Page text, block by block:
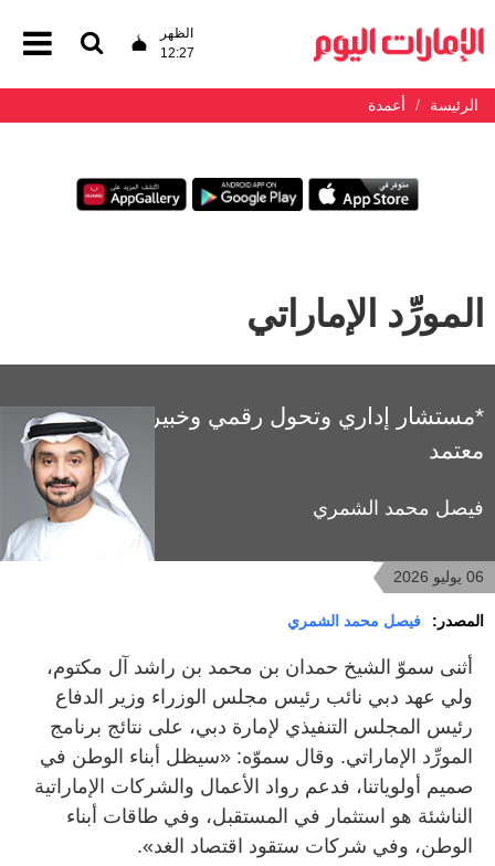
الظهر
12:27
الرئيسة أعمدة
المورِّد الإماراتي
*مستشار إداري وتحول رقمي وخبير تميز مؤسسي
معتمد
فيصل محمد الشمري
06 يوليو 2026
المصدر: فيصل محمد الشمري
أثنى سموّ الشيخ حمدان بن محمد بن راشد آل مكتوم،
ولي عهد دبي نائب رئيس مجلس الوزراء وزير الدفاع
رئيس المجلس التنفيذي لإمارة دبي، على نتائج برنامج
المورِّد الإماراتي. وقال سموّه: «سيظل أبناء الوطن في
صميم أولوياتنا، فدعم رواد الأعمال والشركات الإماراتية
الناشئة هو استثمار في المستقبل، وفي طاقات أبناء
الوطن، وفي شركات ستقود اقتصاد الغد».